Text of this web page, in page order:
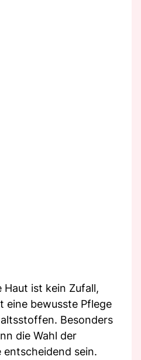
Haut ist kein Zufall,
eine bewusste Pflege
Besonders
die Wahl der
sein.